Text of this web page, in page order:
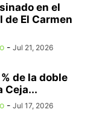
en el
El Carmen
- Jul 21, 2026
de la doble
Ceja...
- Jul 17, 2026